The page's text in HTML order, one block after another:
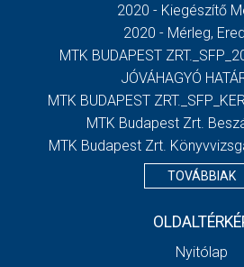
2020 - Kiegészítő
2020 - Mérleg,
MTK BUDAPEST
JÓVÁHAGYÓ
MTK BUDAPEST
MTK Budapest Zrt.
MTK Budapest Zrt.
TOVÁBBIAK
Nyitólap